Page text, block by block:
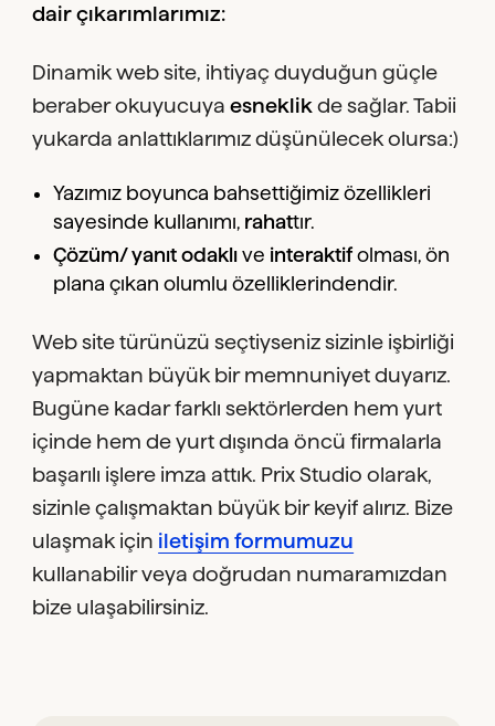
dair çıkarımlarımız:
Dinamik web site, ihtiyaç duyduğun güçle
beraber okuyucuyaesneklik de sağlar. Tabii
yukarda anlattıklarımız düşünülecek olursa:)
Yazımız boyunca bahsettiğimiz özellikleri
sayesinde kullanımı, rahattır.
Çözüm/ yanıt odaklı ve interaktif olması, ön
plana çıkan olumlu özelliklerindendir.
Web site türünüzü seçtiyseniz sizinle işbirliği
yapmaktan büyük bir memnuniyet duyarız.
Bugüne kadar farklı sektörlerden hem yurt
içinde hem de yurt dışında öncü firmalarla
başarılı işlere imza attık. Prix Studio olarak,
sizinle çalışmaktan büyük bir keyif alırız. Bize
ulaşmak için iletişim formumuzu
kullanabilir veya doğrudan numaramızdan
bize ulaşabilirsiniz.